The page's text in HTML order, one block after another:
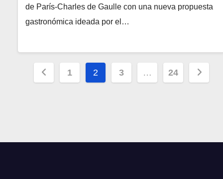
de París-Charles de Gaulle con una nueva propuesta
gastronómica ideada por el…
Paginación
1 2 3 … 24